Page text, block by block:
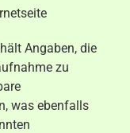
Angaben, die
zu
was ebenfalls